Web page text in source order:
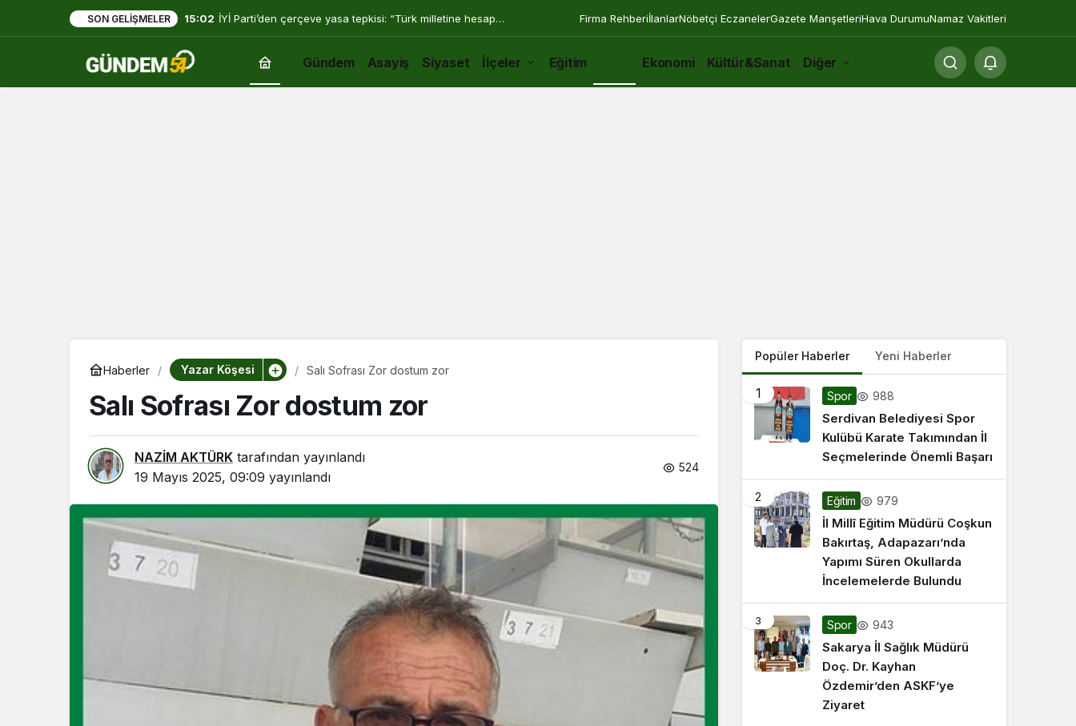
SON GELIŞMELER 15:02 İYİ Parti’den çerçeve yasa tepkisi: “Türk milletine hesap Firma RehberiİlanlarNöbetçi EczanelerGazete ManşetleriHava DurumuNamaz Vakitleri
Gündem Asayiş Siyaset İlçeler Eğitim Ekonomi Kültür&Sanat Diğer
Haberler Yazar Köşesi Salı Sofrası Zor dostum zor
Salı Sofrası Zor dostum zor
NAZİM AKTÜRK tarafından yayınlandı
19 Mayıs 2025, 09:09 yayınlandı
524
Popüler Haberler Yeni Haberler
1 Spor 988
Serdivan Belediyesi Spor
Kulübü Karate Takımından İl
Seçmelerinde Önemli Başarı
2 Eğitim 979
İl Millî Eğitim Müdürü Coşkun
Bakırtaş, Adapazarı’nda
Yapımı Süren Okullarda
İncelemelerde Bulundu
3 Spor 943
Sakarya İl Sağlık Müdürü
Doç. Dr. Kayhan
Özdemir’den ASKF’ye
Ziyaret